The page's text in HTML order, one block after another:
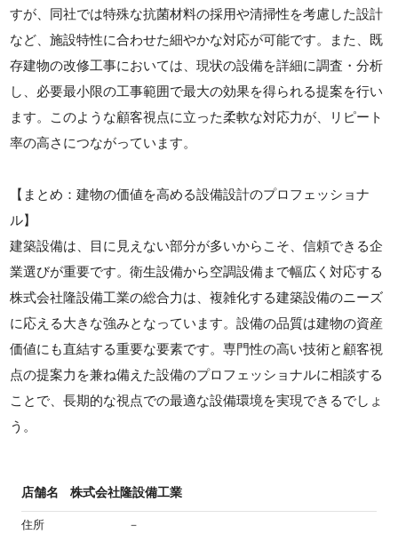
すが、同社では特殊な抗菌材料の採用や清掃性を考慮した設計
など、施設特性に合わせた細やかな対応が可能です。また、既
存建物の改修工事においては、現状の設備を詳細に調査・分析
し、必要最小限の工事範囲で最大の効果を得られる提案を行い
ます。このような顧客視点に立った柔軟な対応力が、リピート
率の高さにつながっています。
【まとめ：建物の価値を高める設備設計のプロフェッショナ
ル】
建築設備は、目に見えない部分が多いからこそ、信頼できる企
業選びが重要です。衛生設備から空調設備まで幅広く対応する
株式会社隆設備工業の総合力は、複雑化する建築設備のニーズ
に応える大きな強みとなっています。設備の品質は建物の資産
価値にも直結する重要な要素です。専門性の高い技術と顧客視
点の提案力を兼ね備えた設備のプロフェッショナルに相談する
ことで、長期的な視点での最適な設備環境を実現できるでしょ
う。
店舗名 株式会社隆設備工業
住所 －